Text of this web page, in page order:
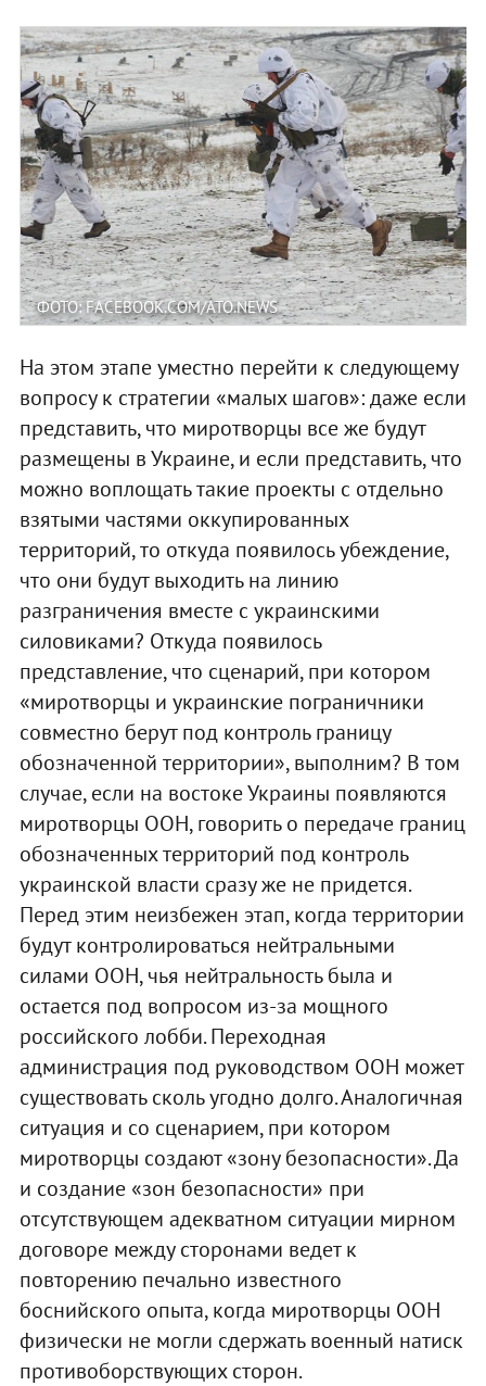
ФОТО: FACEBOOK.COM/ATO.NEWS
На этом этапе уместно перейти к следующему
вопросу к стратегии «малых шагов»: даже если
представить, что миротворцы все же будут
размещены в Украине, и если представить, что
можно воплощать такие проекты с отдельно
взятыми частями оккупированных
территорий, то откуда появилось убеждение,
что они будут выходить на линию
разграничения вместе с украинскими
силовиками? Откуда появилось
представление, что сценарий, при котором
«миротворцы и украинские пограничники
совместно берут под контроль границу
обозначенной территории», выполним? В том
случае, если на востоке Украины появляются
миротворцы ООН, говорить о передаче границ
обозначенных территорий под контроль
украинской власти сразу же не придется.
Перед этим неизбежен этап, когда территории
будут контролироваться нейтральными
силами ООН, чья нейтральность была и
остается под вопросом из-за мощного
российского лобби. Переходная
администрация под руководством ООН может
существовать сколь угодно долго. Аналогичная
ситуация и со сценарием, при котором
миротворцы создают «зону безопасности». Да
и создание «зон безопасности» при
отсутствующем адекватном ситуации мирном
договоре между сторонами ведет к
повторению печально известного
боснийского опыта, когда миротворцы ООН
физически не могли сдержать военный натиск
противоборствующих сторон.